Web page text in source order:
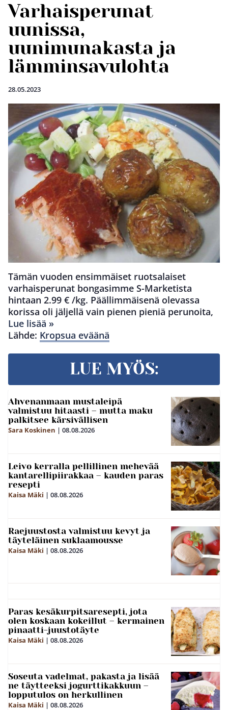
Varhaisperunat
uunissa,
uunimunakasta ja
lämminsavulohta
28.05.2023
Tämän vuoden ensimmäiset ruotsalaiset
varhaisperunat bongasimme S-Marketista
hintaan 2.99 € /kg. Päällimmäisenä olevassa
korissa oli jäljellä vain pienen pieniä perunoita,
Lue lisää »
Lähde: Kropsua eväänä
LUE MYÖS:
Ahvenanmaan mustaleipä
valmistuu hitaasti – mutta maku
palkitsee kärsivällisen
Sara Koskinen | 08.08.2026
Leivo kerralla pellillinen mehevää
kantarellipiirakkaa – kauden paras
resepti
Kaisa Mäki | 08.08.2026
Raejuustosta valmistuu kevyt ja
täyteläinen suklaamousse
Kaisa Mäki | 08.08.2026
Paras kesäkurpitsaresepti, jota
olen koskaan kokeillut – kermainen
pinaatti-juustotäyte
Kaisa Mäki | 08.08.2026
Soseuta vadelmat, pakasta ja lisää
ne täytteeksi jogurttikakkuun –
lopputulos on herkullinen
Kaisa Mäki | 08.08.2026